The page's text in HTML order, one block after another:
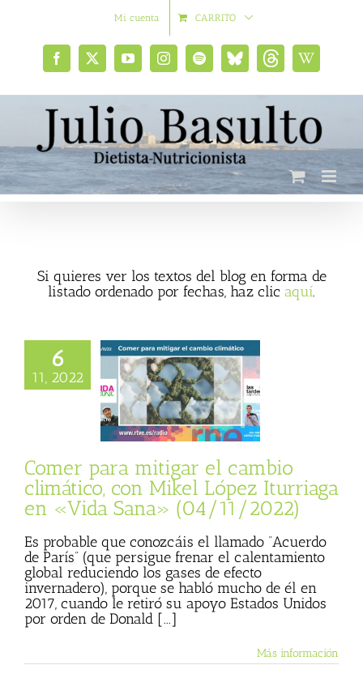
Mi cuenta CARRITO
Facebook
X YouTubeInstagramSpotifyBluesky
social
ThreadsWikipedia
Si quieres ver los textos del blog en forma de
listado ordenado por fechas, haz clic aquí.
6
11, 2022
mitigar el
climático, con
Iturriaga en
SanaComer para mitigar el cambio
climático, con Mikel López Iturriaga
en «Vida Sana» (04/11/2022)
Es probable que conozcáis el llamado “Acuerdo
de París” (que persigue frenar el calentamiento
global reduciendo los gases de efecto
invernadero), porque se habló mucho de él en
2017, cuando le retiró su apoyo Estados Unidos
por orden de Donald [...]
Más información